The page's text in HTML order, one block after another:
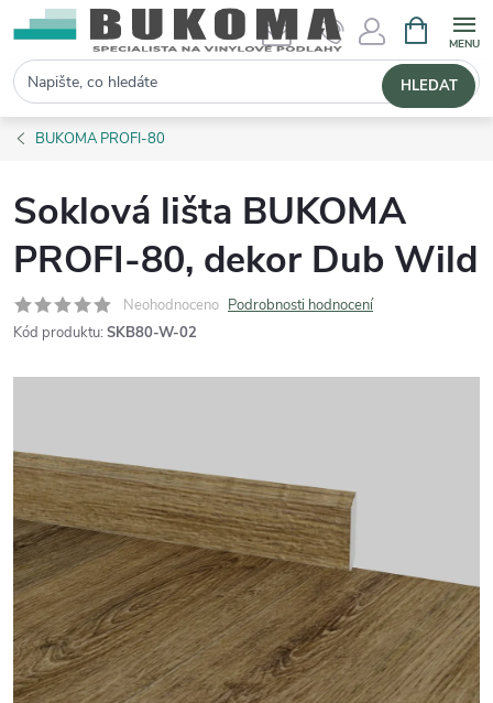
Hledat HLEDAT
BUKOMA PROFI-80
Soklová lišta BUKOMA
PROFI-80, dekor Dub Wild
Neohodnoceno Podrobnosti hodnocení
Kód produktu: SKB80-W-02